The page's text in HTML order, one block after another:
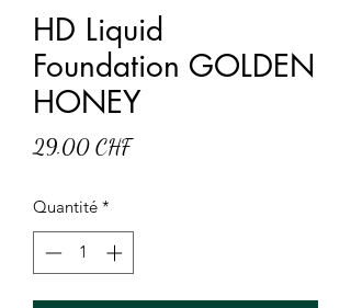
HD Liquid
Foundation GOLDEN
HONEY
29.00 CHFPrix
Quantité *